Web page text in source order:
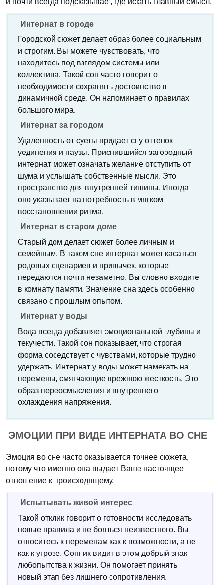
и почти всегда подсказывает, где искать главный смысл.
Интернат в городе
Городской сюжет делает образ более социальным
и строгим. Вы можете чувствовать, что
находитесь под взглядом системы или
коллектива. Такой сон часто говорит о
необходимости сохранять достоинство в
динамичной среде. Он напоминает о правилах
большого мира.
Интернат за городом
Удаленность от суеты придает сну оттенок
уединения и паузы. Приснившийся загородный
интернат может означать желание отступить от
шума и услышать собственные мысли. Это
пространство для внутренней тишины. Иногда
оно указывает на потребность в мягком
восстановлении ритма.
Интернат в старом доме
Старый дом делает сюжет более личным и
семейным. В таком сне интернат может касаться
родовых сценариев и привычек, которые
передаются почти незаметно. Вы словно входите
в комнату памяти. Значение сна здесь особенно
связано с прошлым опытом.
Интернат у воды
Вода всегда добавляет эмоциональной глубины и
текучести. Такой сон показывает, что строгая
форма соседствует с чувствами, которые трудно
удержать. Интернат у воды может намекать на
перемены, смягчающие прежнюю жесткость. Это
образ переосмысления и внутреннего
охлаждения напряжения.
ЭМОЦИИ ПРИ ВИДЕ ИНТЕРНАТА ВО СНЕ
Эмоция во сне часто оказывается точнее сюжета,
потому что именно она выдает Ваше настоящее
отношение к происходящему.
Испытывать живой интерес
Такой отклик говорит о готовности исследовать
новые правила и не бояться неизвестного. Вы
относитесь к переменам как к возможности, а не
как к угрозе. Сонник видит в этом добрый знак
любопытства к жизни. Он помогает принять
новый этап без лишнего сопротивления.